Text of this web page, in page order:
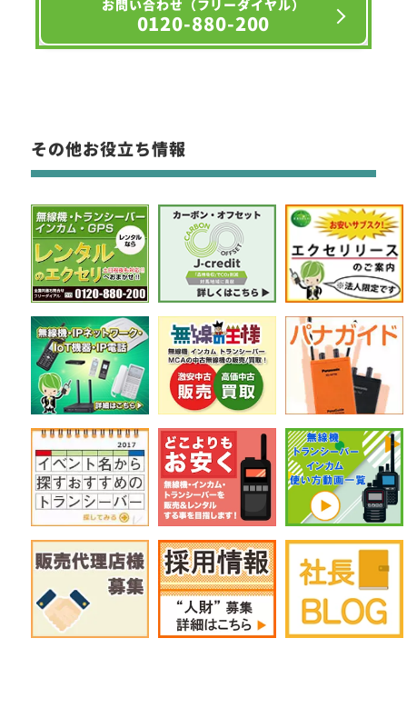
お問い合わせ（フリーダイヤル）
0120-880-200
その他お役立ち情報